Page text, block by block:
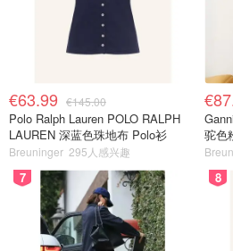
€63.99 €145.00
Polo Ralph Lauren POLO RALPH
LAUREN 深蓝色珠地布 Polo衫
Breuninger 295人感兴趣
驼色
7 8